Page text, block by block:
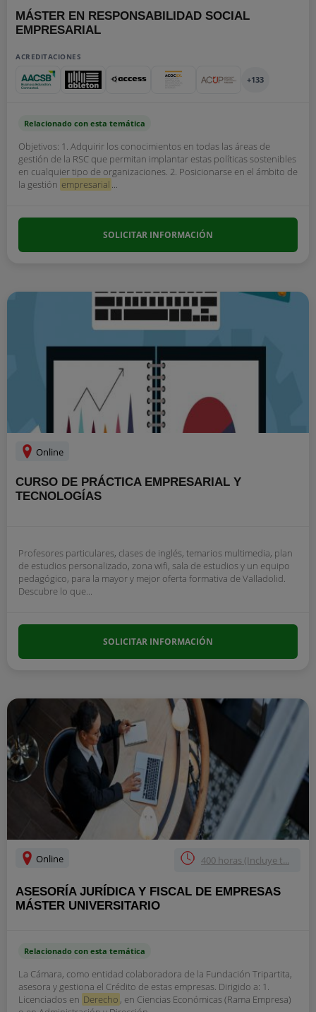
MÁSTER EN RESPONSABILIDAD SOCIAL
EMPRESARIAL
ACREDITACIONES
+133
Relacionado con esta temática
Objetivos: 1. Adquirir los conocimientos en todas las áreas de
gestión de la RSC que permitan implantar estas políticas sostenibles
en cualquier tipo de organizaciones. 2. Posicionarse en el ámbito de
la gestión empresarial ...
SOLICITAR INFORMACIÓN
Online
CURSO DE PRÁCTICA EMPRESARIAL Y
TECNOLOGÍAS
Profesores particulares, clases de inglés, temarios multimedia, plan
de estudios personalizado, zona wifi, sala de estudios y un equipo
pedagógico, para la mayor y mejor oferta formativa de Valladolid.
Descubre lo que...
SOLICITAR INFORMACIÓN
Online 400 horas (Incluye t...
ASESORÍA JURÍDICA Y FISCAL DE EMPRESAS
MÁSTER UNIVERSITARIO
Relacionado con esta temática
La Cámara, como entidad colaboradora de la Fundación Tripartita,
asesora y gestiona el Crédito de estas empresas. Dirigido a: 1.
Licenciados en Derecho , en Ciencias Económicas (Rama Empresa)